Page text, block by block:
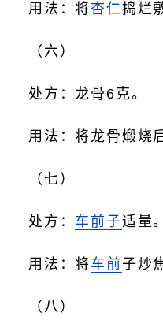
用法：将杏仁捣烂
（六）
处方：龙骨6克。
用法：将龙骨煅烧
（七）
处方： 车前子适量。
用法：将 车前 子炒
（八）